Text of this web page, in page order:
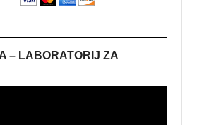
– LABORATORIJ ZA